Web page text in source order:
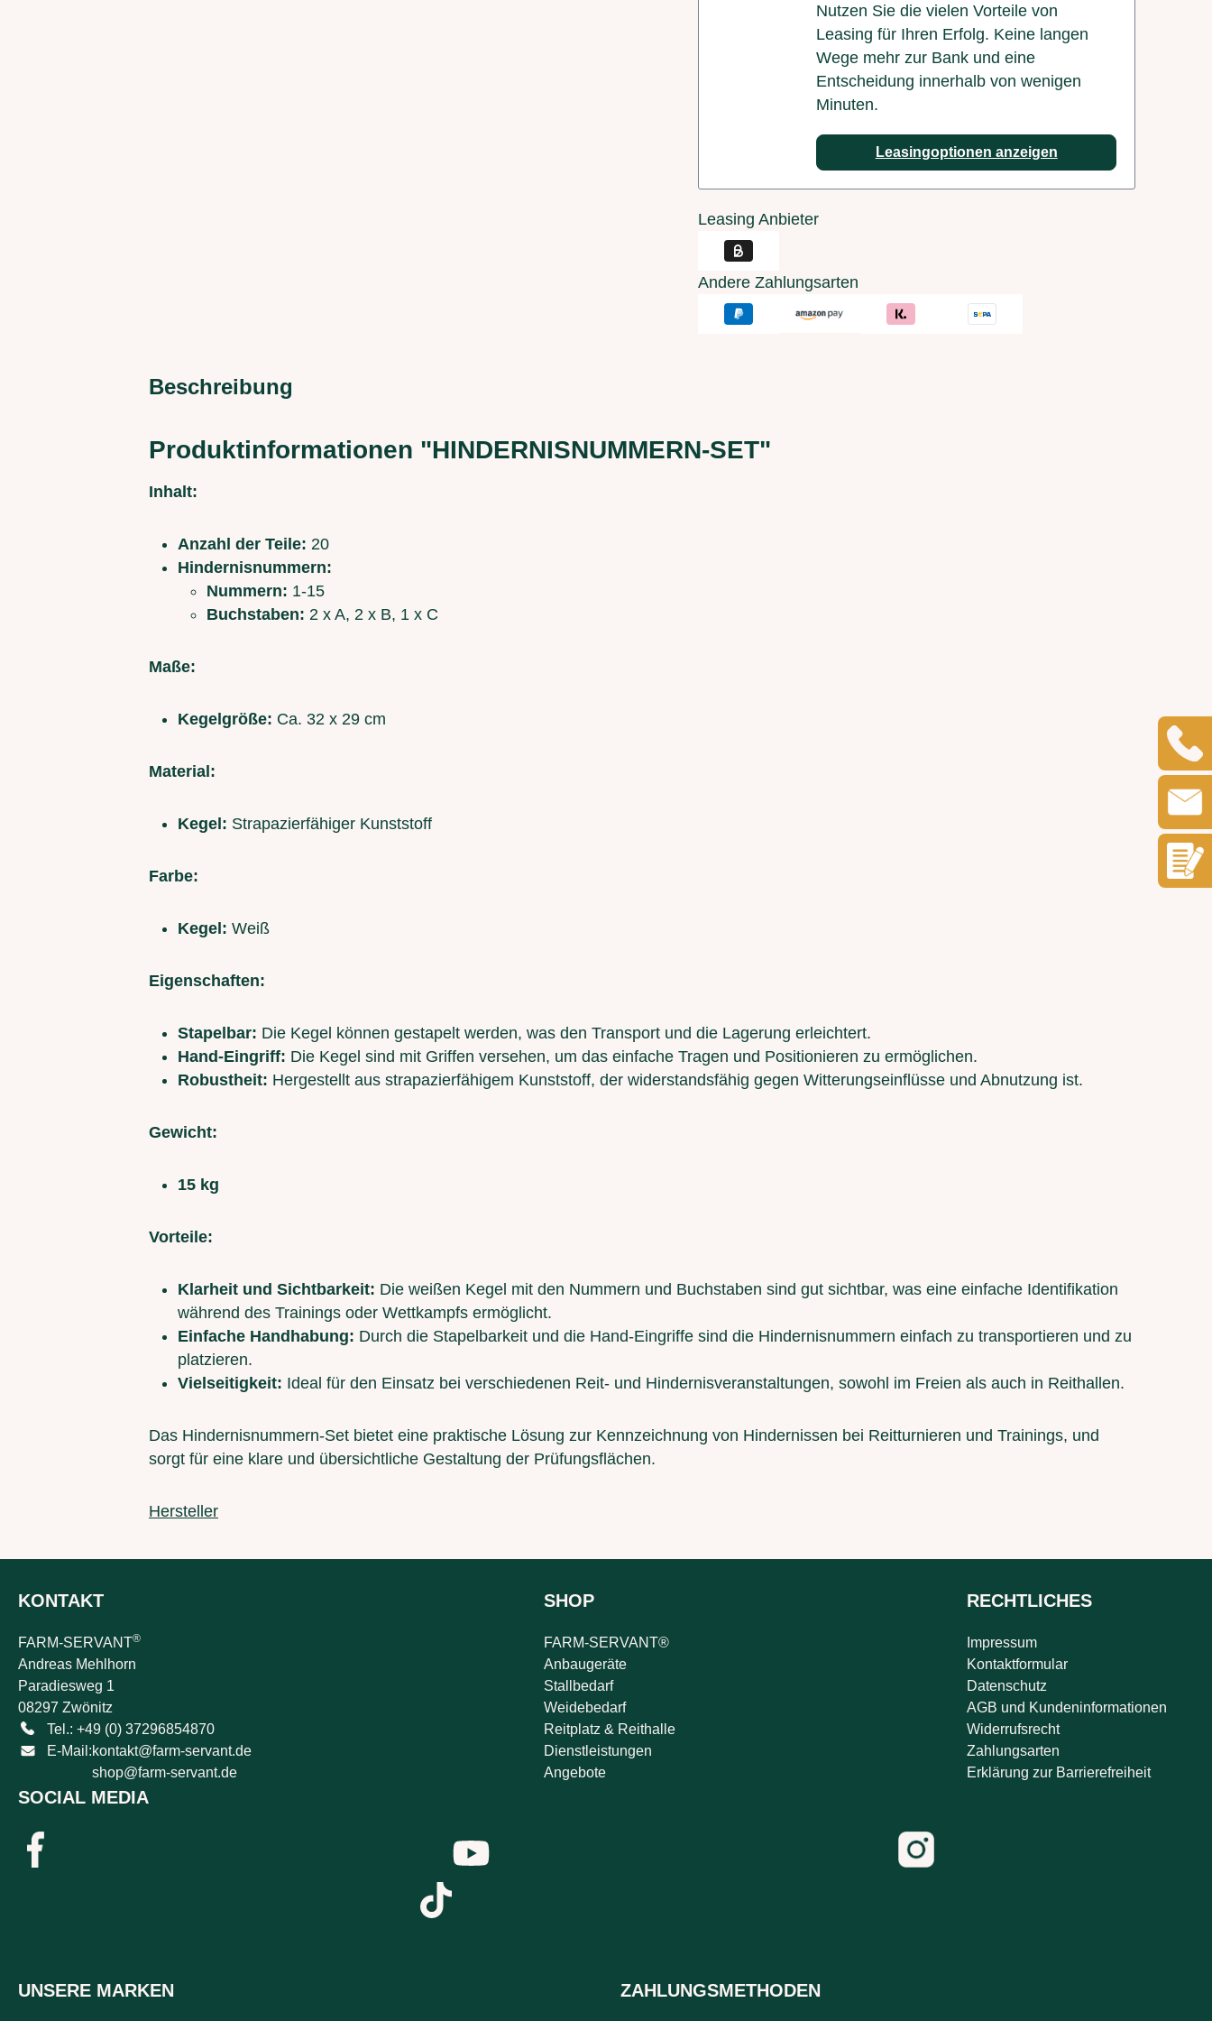
Nutzen Sie die vielen Vorteile von
Leasing für Ihren Erfolg. Keine langen
Wege mehr zur Bank und eine
Entscheidung innerhalb von wenigen
Minuten.
Leasingoptionen anzeigen
Leasing Anbieter
Andere Zahlungsarten
Beschreibung
Produktinformationen "HINDERNISNUMMERN-SET"
Inhalt:
Anzahl der Teile: 20
Hindernisnummern:
Nummern: 1-15
Buchstaben: 2 x A, 2 x B, 1 x C
Maße:
Kegelgröße: Ca. 32 x 29 cm
Material:
Kegel: Strapazierfähiger Kunststoff
Farbe:
Kegel: Weiß
Eigenschaften:
Stapelbar: Die Kegel können gestapelt werden, was den Transport und die Lagerung erleichtert.
Hand-Eingriff: Die Kegel sind mit Griffen versehen, um das einfache Tragen und Positionieren zu ermöglichen.
Robustheit: Hergestellt aus strapazierfähigem Kunststoff, der widerstandsfähig gegen Witterungseinflüsse und Abnutzung ist.
Gewicht:
15 kg
Vorteile:
Klarheit und Sichtbarkeit: Die weißen Kegel mit den Nummern und Buchstaben sind gut sichtbar, was eine einfache Identifikation
während des Trainings oder Wettkampfs ermöglicht.
Einfache Handhabung: Durch die Stapelbarkeit und die Hand-Eingriffe sind die Hindernisnummern einfach zu transportieren und zu
platzieren.
Vielseitigkeit: Ideal für den Einsatz bei verschiedenen Reit- und Hindernisveranstaltungen, sowohl im Freien als auch in Reithallen.
Das Hindernisnummern-Set bietet eine praktische Lösung zur Kennzeichnung von Hindernissen bei Reitturnieren und Trainings, und
sorgt für eine klare und übersichtliche Gestaltung der Prüfungsflächen.
Hersteller
KONTAKT
FARM-SERVANT®
Andreas Mehlhorn
Paradiesweg 1
08297 Zwönitz
Tel.: +49 (0) 37296854870
E-Mail:kontakt@farm-servant.de
shop@farm-servant.de
SHOP
FARM-SERVANT®
Anbaugeräte
Stallbedarf
Weidebedarf
Reitplatz & Reithalle
Dienstleistungen
Angebote
RECHTLICHES
Impressum
Kontaktformular
Datenschutz
AGB und Kundeninformationen
Widerrufsrecht
Zahlungsarten
Erklärung zur Barrierefreiheit
SOCIAL MEDIA
UNSERE MARKEN ZAHLUNGSMETHODEN